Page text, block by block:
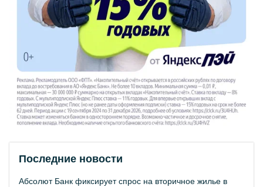
Последние новости
Абсолют Банк фиксирует спрос на вторичное жилье в